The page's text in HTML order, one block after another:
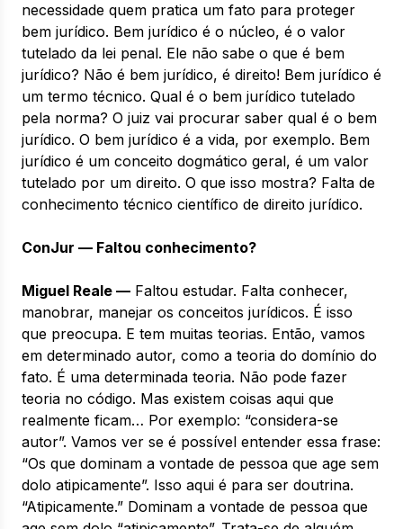
necessidade quem pratica um fato para proteger
bem jurídico. Bem jurídico é o núcleo, é o valor
tutelado da lei penal. Ele não sabe o que é bem
jurídico? Não é bem jurídico, é direito! Bem jurídico é
um termo técnico. Qual é o bem jurídico tutelado
pela norma? O juiz vai procurar saber qual é o bem
jurídico. O bem jurídico é a vida, por exemplo. Bem
jurídico é um conceito dogmático geral, é um valor
tutelado por um direito. O que isso mostra? Falta de
conhecimento técnico científico de direito jurídico.
ConJur — Faltou conhecimento?
Miguel Reale — Faltou estudar. Falta conhecer,
manobrar, manejar os conceitos jurídicos. É isso
que preocupa. E tem muitas teorias. Então, vamos
em determinado autor, como a teoria do domínio do
fato. É uma determinada teoria. Não pode fazer
teoria no código. Mas existem coisas aqui que
realmente ficam… Por exemplo: “considera-se
autor”. Vamos ver se é possível entender essa frase:
“Os que dominam a vontade de pessoa que age sem
dolo atipicamente”. Isso aqui é para ser doutrina.
“Atipicamente.” Dominam a vontade de pessoa que